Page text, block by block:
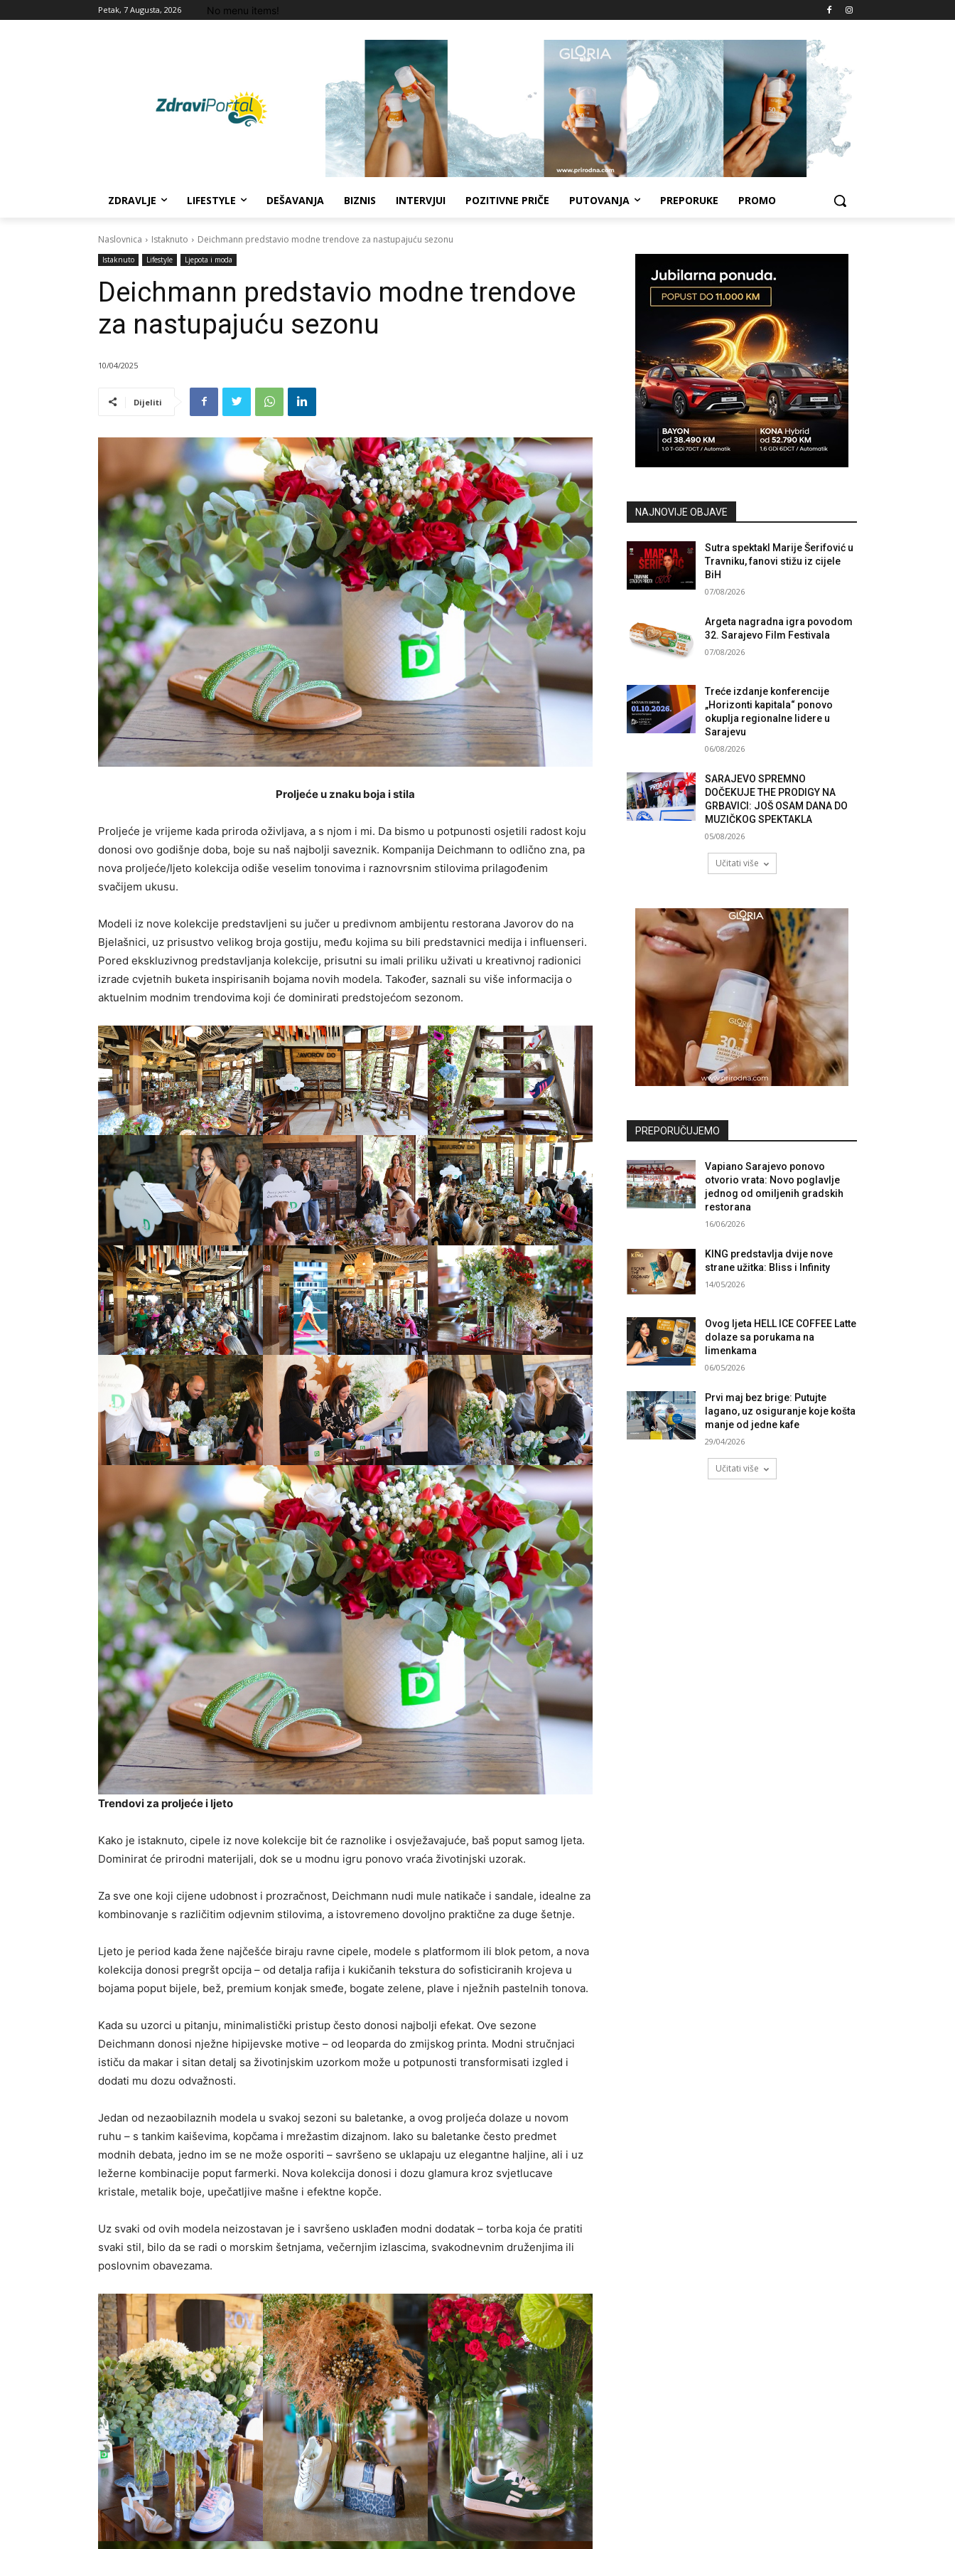
Petak, 7 Augusta, 2026 No menu items!
ZDRAVLJE LIFESTYLE DEŠAVANJA BIZNIS INTERVJUI POZITIVNE PRIČE PUTOVANJA PREPORUKE PROMO
Naslovnica Istaknuto Deichmann predstavio modne trendove za nastupajuću sezonu
Istaknuto Lifestyle Ljepota i moda
Deichmann predstavio modne trendove
za nastupajuću sezonu
10/04/2025
Dijeliti
Proljeće u znaku boja i stila
Proljeće je vrijeme kada priroda oživljava, a s njom i mi. Da bismo u potpunosti osjetili radost koju
donosi ovo godišnje doba, boje su naš najbolji saveznik. Kompanija Deichmann to odlično zna, pa
nova proljeće/ljeto kolekcija odiše veselim tonovima i raznovrsnim stilovima prilagođenim
svačijem ukusu.
Modeli iz nove kolekcije predstavljeni su jučer u predivnom ambijentu restorana Javorov do na
Bjelašnici, uz prisustvo velikog broja gostiju, među kojima su bili predstavnici medija i influenseri.
Pored ekskluzivnog predstavljanja kolekcije, prisutni su imali priliku uživati u kreativnoj radionici
izrade cvjetnih buketa inspirisanih bojama novih modela. Također, saznali su više informacija o
aktuelnim modnim trendovima koji će dominirati predstojećom sezonom.
Trendovi za proljeće i ljeto
Kako je istaknuto, cipele iz nove kolekcije bit će raznolike i osvježavajuće, baš poput samog ljeta.
Dominirat će prirodni materijali, dok se u modnu igru ponovo vraća životinjski uzorak.
Za sve one koji cijene udobnost i prozračnost, Deichmann nudi mule natikače i sandale, idealne za
kombinovanje s različitim odjevnim stilovima, a istovremeno dovoljno praktične za duge šetnje.
Ljeto je period kada žene najčešće biraju ravne cipele, modele s platformom ili blok petom, a nova
kolekcija donosi pregršt opcija – od detalja rafija i kukičanih tekstura do sofisticiranih krojeva u
bojama poput bijele, bež, premium konjak smeđe, bogate zelene, plave i nježnih pastelnih tonova.
Kada su uzorci u pitanju, minimalistički pristup često donosi najbolji efekat. Ove sezone
Deichmann donosi nježne hipijevske motive – od leoparda do zmijskog printa. Modni stručnjaci
ističu da makar i sitan detalj sa životinjskim uzorkom može u potpunosti transformisati izgled i
dodati mu dozu odvažnosti.
Jedan od nezaobilaznih modela u svakoj sezoni su baletanke, a ovog proljeća dolaze u novom
ruhu – s tankim kaiševima, kopčama i mrežastim dizajnom. Iako su baletanke često predmet
modnih debata, jedno im se ne može osporiti – savršeno se uklapaju uz elegantne haljine, ali i uz
ležerne kombinacije poput farmerki. Nova kolekcija donosi i dozu glamura kroz svjetlucave
kristale, metalik boje, upečatljive mašne i efektne kopče.
Uz svaki od ovih modela neizostavan je i savršeno usklađen modni dodatak – torba koja će pratiti
svaki stil, bilo da se radi o morskim šetnjama, večernjim izlascima, svakodnevnim druženjima ili
poslovnim obavezama.
NAJNOVIJE OBJAVE
Sutra spektakl Marije Šerifović u
Travniku, fanovi stižu iz cijele
BiH
07/08/2026
Argeta nagradna igra povodom
32. Sarajevo Film Festivala
07/08/2026
Treće izdanje konferencije
„Horizonti kapitala“ ponovo
okuplja regionalne lidere u
Sarajevu
06/08/2026
SARAJEVO SPREMNO
DOČEKUJE THE PRODIGY NA
GRBAVICI: JOŠ OSAM DANA DO
MUZIČKOG SPEKTAKLA
05/08/2026
Učitati više
PREPORUČUJEMO
Vapiano Sarajevo ponovo
otvorio vrata: Novo poglavlje
jednog od omiljenih gradskih
restorana
16/06/2026
KING predstavlja dvije nove
strane užitka: Bliss i Infinity
14/05/2026
Ovog ljeta HELL ICE COFFEE Latte
dolaze sa porukama na
limenkama
06/05/2026
Prvi maj bez brige: Putujte
lagano, uz osiguranje koje košta
manje od jedne kafe
29/04/2026
Učitati više